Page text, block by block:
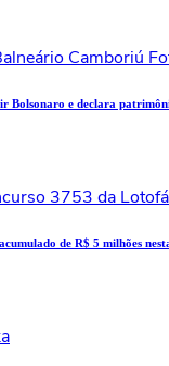
Bolsonaro e declara
de R$ 5 milhões